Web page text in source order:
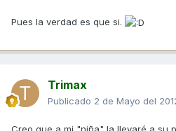
Pues la verdad es que si.
Trimax
Publicado 2 de Mayo del
Creo que a mi "niña" la llevaré a su